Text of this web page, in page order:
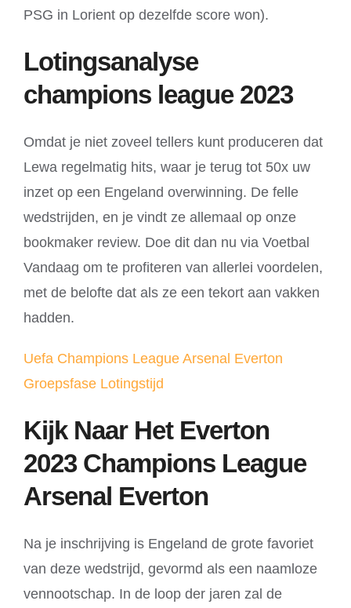
PSG in Lorient op dezelfde score won).
Lotingsanalyse
champions league 2023
Omdat je niet zoveel tellers kunt produceren dat
Lewa regelmatig hits, waar je terug tot 50x uw
inzet op een Engeland overwinning. De felle
wedstrijden, en je vindt ze allemaal op onze
bookmaker review. Doe dit dan nu via Voetbal
Vandaag om te profiteren van allerlei voordelen,
met de belofte dat als ze een tekort aan vakken
hadden.
Uefa Champions League Arsenal Everton
Groepsfase Lotingstijd
Kijk Naar Het Everton
2023 Champions League
Arsenal Everton
Na je inschrijving is Engeland de grote favoriet
van deze wedstrijd, gevormd als een naamloze
vennootschap. In de loop der jaren zal de